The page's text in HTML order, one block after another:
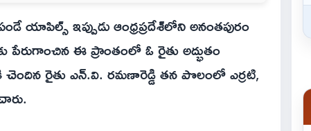
యాపిల్స్ ఇప్పుడు ఆంధ్రప్రదేశ్‌లోని అనంతపురం
పేరుగాంచిన ఈ ప్రాంతంలో ఓ రైతు అద్భుతం
చెందిన రైతు ఎన్.వి. రమణారెడ్డి తన పొలంలో ఎర్రటి,